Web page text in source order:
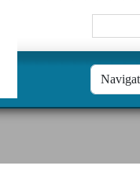
des cookies